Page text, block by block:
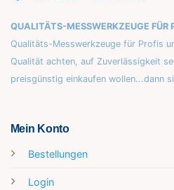
QUALITÄTS-MESSWERKZEUGE FÜR
Qualitäts-Messwerkzeuge für Profis
Qualität achten, auf Zuverlässigkeit
preisgünstig einkaufen wollen...dann
Mein Konto
Bestellungen
Login